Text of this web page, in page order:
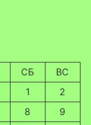
СБ
ВС
1
2
8
9